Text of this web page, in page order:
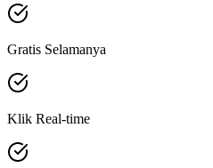
Gratis Selamanya
Klik Real-time